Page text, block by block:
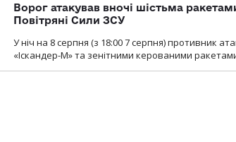
Ворог атакував вночі шістьма
Повітряні Сили ЗСУ
У ніч на 8 серпня (з 18:00 7 серпня) противник
«Іскандер-М» та зенітними керованими